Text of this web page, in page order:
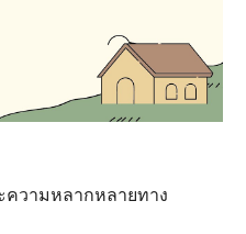
ความหลากหลายทาง